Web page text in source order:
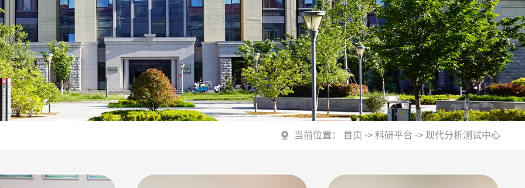
当前位置： 首页 ->科研平台 -> 现代分析测试中心